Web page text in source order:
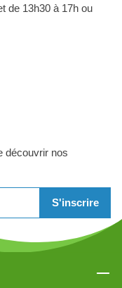
de 13h30 à 17h ou
découvrir nos
S'inscrire